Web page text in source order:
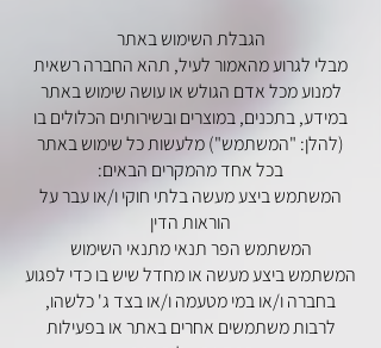
הגבלת השימוש באתר
מבלי לגרוע מהאמור לעיל, תהא החברה רשאית
למנוע מכל אדם הגולש או עושה שימוש באתר
במידע, בתכנים, במוצרים ובשירותים הכלולים בו
(להלן: "המשתמש") מלעשות כל שימוש באתר
בכל אחד מהמקרים הבאים:
המשתמש ביצע מעשה בלתי חוקי ו/או עבר על
הוראות הדין
המשתמש הפר תנאי מתנאי השימוש
המשתמש ביצע מעשה או מחדל שיש בו כדי לפגוע
בחברה ו/או במי מטעמה ו/או בצד ג' כלשהו,
לרבות משתמשים אחרים באתר או בפעילות